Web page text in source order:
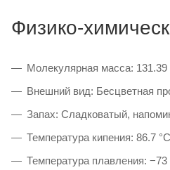
Физико-
Молекулярная масса: 131.39
Внешний вид: Бесцветная
Запах: Сладковатый,
Температура кипения: 86.7 °C
Температура плавления: −73